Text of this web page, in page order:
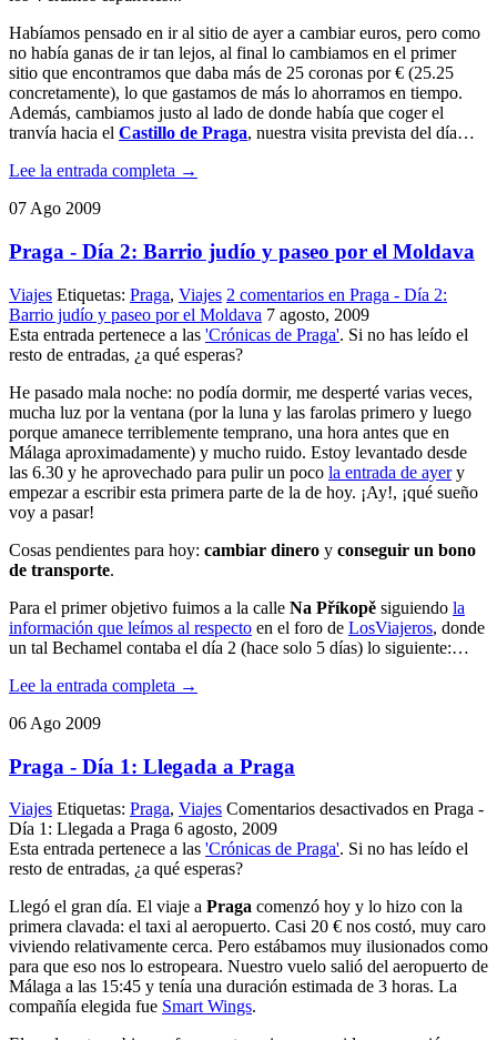
Habíamos pensado en ir al sitio de ayer a cambiar euros, pero como
no había ganas de ir tan lejos, al final lo cambiamos en el primer
sitio que encontramos que daba más de 25 coronas por € (25.25
concretamente), lo que gastamos de más lo ahorramos en tiempo.
Además, cambiamos justo al lado de donde había que coger el
tranvía hacia el Castillo de Praga, nuestra visita prevista del día…
Lee la entrada completa →
07 Ago 2009
Praga - Día 2: Barrio judío y paseo por el Moldava
Viajes Etiquetas: Praga, Viajes 2 comentarios en Praga - Día 2:
Barrio judío y paseo por el Moldava 7 agosto, 2009
Esta entrada pertenece a las 'Crónicas de Praga'. Si no has leído el
resto de entradas, ¿a qué esperas?
He pasado mala noche: no podía dormir, me desperté varias veces,
mucha luz por la ventana (por la luna y las farolas primero y luego
porque amanece terriblemente temprano, una hora antes que en
Málaga aproximadamente) y mucho ruido. Estoy levantado desde
las 6.30 y he aprovechado para pulir un poco la entrada de ayery
empezar a escribir esta primera parte de la de hoy. ¡Ay!, ¡qué sueño
voy a pasar!
Cosas pendientes para hoy: cambiar dinero y conseguir un bono
de transporte.
Para el primer objetivo fuimos a la calle Na Příkopě siguiendo la
información que leímos al respecto en el foro de LosViajeros, donde
un tal Bechamel contaba el día 2 (hace solo 5 días) lo siguiente:…
Lee la entrada completa →
06 Ago 2009
Praga - Día 1: Llegada a Praga
Viajes Etiquetas: Praga, Viajes Comentarios desactivados en Praga -
Día 1: Llegada a Praga 6 agosto, 2009
Esta entrada pertenece a las 'Crónicas de Praga'. Si no has leído el
resto de entradas, ¿a qué esperas?
Llegó el gran día. El viaje a Praga comenzó hoy y lo hizo con la
primera clavada: el taxi al aeropuerto. Casi 20 € nos costó, muy caro
viviendo relativamente cerca. Pero estábamos muy ilusionados como
para que eso nos lo estropeara. Nuestro vuelo salió del aeropuerto de
Málaga a las 15:45 y tenía una duración estimada de 3 horas. La
compañía elegida fue Smart Wings.